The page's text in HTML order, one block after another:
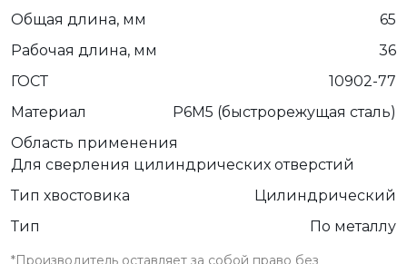
Общая длина, мм
65
Рабочая длина, мм
36
ГОСТ
10902-77
Материал
Р6М5 (быстрорежущая сталь)
Область применения
Для сверления цилиндрических отверстий
Тип хвостовика
Цилиндрический
Тип
По металлу
*Производитель оставляет за собой право без